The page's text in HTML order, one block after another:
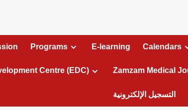
Programs E-learning Calendars
Centre (EDC) Zamzam Medical
التسجيل الإلكترونية